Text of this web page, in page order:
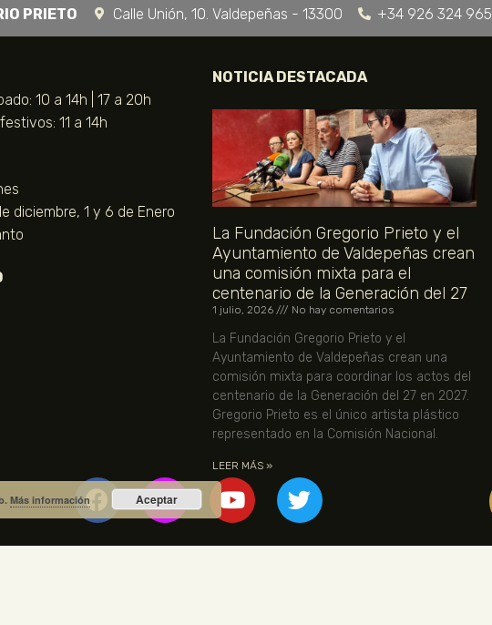
PRIETO Calle Unión, 10. Valdepeñas - 13300 +34 926 324 965
10 a 14h | 17 a 20h
11 a 14h
diciembre, 1 y 6 de Enero
NOTICIA DESTACADA
La Fundación Gregorio Prieto y el
Ayuntamiento de Valdepeñas crean
una comisión mixta para el
centenario de la Generación del 27
1 julio, 2026 No hay comentarios
La Fundación Gregorio Prieto y el
Ayuntamiento de Valdepeñas crean una
comisión mixta para coordinar los actos del
centenario de la Generación del 27 en 2027.
Gregorio Prieto es el único artista plástico
representado en la Comisión Nacional.
LEER MÁS »
Más información Aceptar